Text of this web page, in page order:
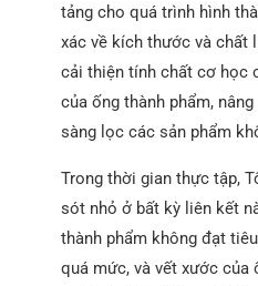
tảng cho quá trình hình
xác về kích thước và chất
cải thiện tính chất cơ học
của ống thành phẩm,
sàng lọc các sản phẩm
Trong thời gian thực tập,
sót nhỏ ở bất kỳ liên kết
thành phẩm không đạt
quá mức, và vết xước của